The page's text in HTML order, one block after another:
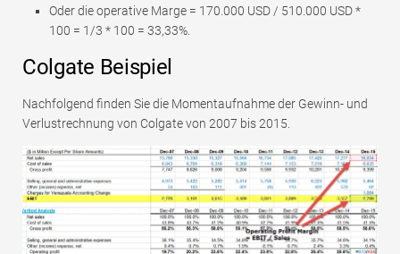
Oder die operative Marge = 170.000 USD / 510.000 USD *
100 = 1/3 * 100 = 33,33%.
Colgate Beispiel
Nachfolgend finden Sie die Momentaufnahme der Gewinn- und
Verlustrechnung von Colgate von 2007 bis 2015.